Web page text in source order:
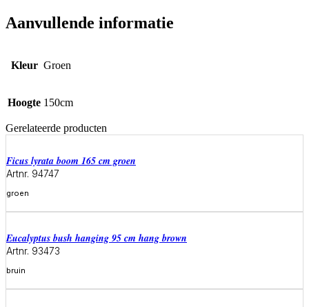
Aanvullende informatie
Kleur Groen
Hoogte 150cm
Gerelateerde producten
ficus lyrata boom 165 cm groen
Artnr. 94747
groen
Meer informatie
eucalyptus bush hanging 95 cm hang brown
Artnr. 93473
bruin